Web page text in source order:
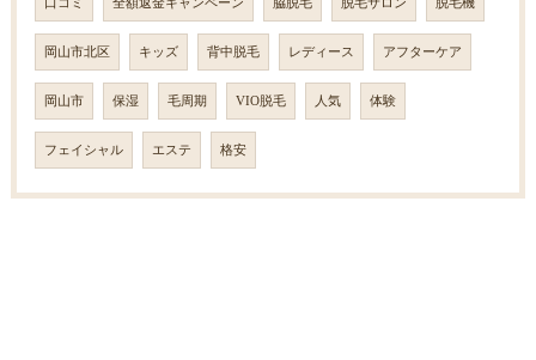
口コミ 全額返金キャンペーン 脇脱毛 脱毛サロン 脱毛機
岡山市北区 キッズ 背中脱毛 レディース アフターケア
岡山市 保湿 毛周期 VIO脱毛 人気 体験
フェイシャル エステ 格安